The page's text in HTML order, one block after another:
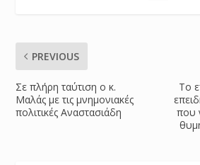
PREVIOUS
Σε πλήρη ταύτιση ο κ.
Μαλάς με τις μνημονιακές
πολιτικές Αναστασιάδη
Το
που